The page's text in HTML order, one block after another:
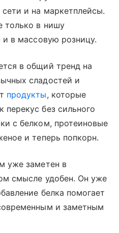
и на маркетплейсы.
только в нишу
и в массовую розницу.
в общий тренд на
сладостей и
продукты, которые
без сильного
с белком, протеиновые
и теперь попкорн.
уже заметен в
смысле удобен. Он уже
белка помогает
и заметным